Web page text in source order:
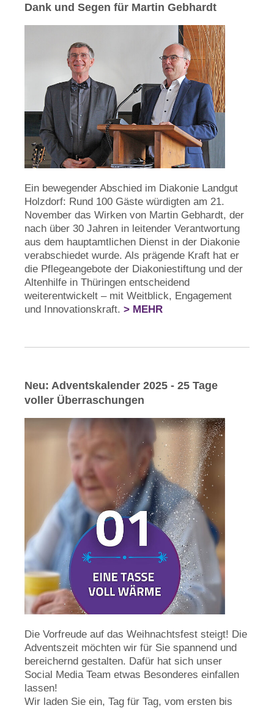
Dank und Segen für Martin Gebhardt
Ein bewegender Abschied im Diakonie Landgut
Holzdorf: Rund 100 Gäste würdigten am 21.
November das Wirken von Martin Gebhardt, der
nach über 30 Jahren in leitender Verantwortung
aus dem hauptamtlichen Dienst in der Diakonie
verabschiedet wurde. Als prägende Kraft hat er
die Pflegeangebote der Diakoniestiftung und der
Altenhilfe in Thüringen entscheidend
weiterentwickelt – mit Weitblick, Engagement
und Innovationskraft. > MEHR
Neu: Adventskalender 2025 - 25 Tage
voller Überraschungen
Die Vorfreude auf das Weihnachtsfest steigt! Die
Adventszeit möchten wir für Sie spannend und
bereichernd gestalten. Dafür hat sich unser
Social Media Team etwas Besonderes einfallen
lassen!
Wir laden Sie ein, Tag für Tag, vom ersten bis